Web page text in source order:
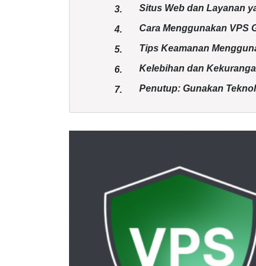
3. Situs Web dan Layanan
4. Cara Menggunakan VPS
5. Tips Keamanan
6. Kelebihan dan
7. Penutup: Gunakan